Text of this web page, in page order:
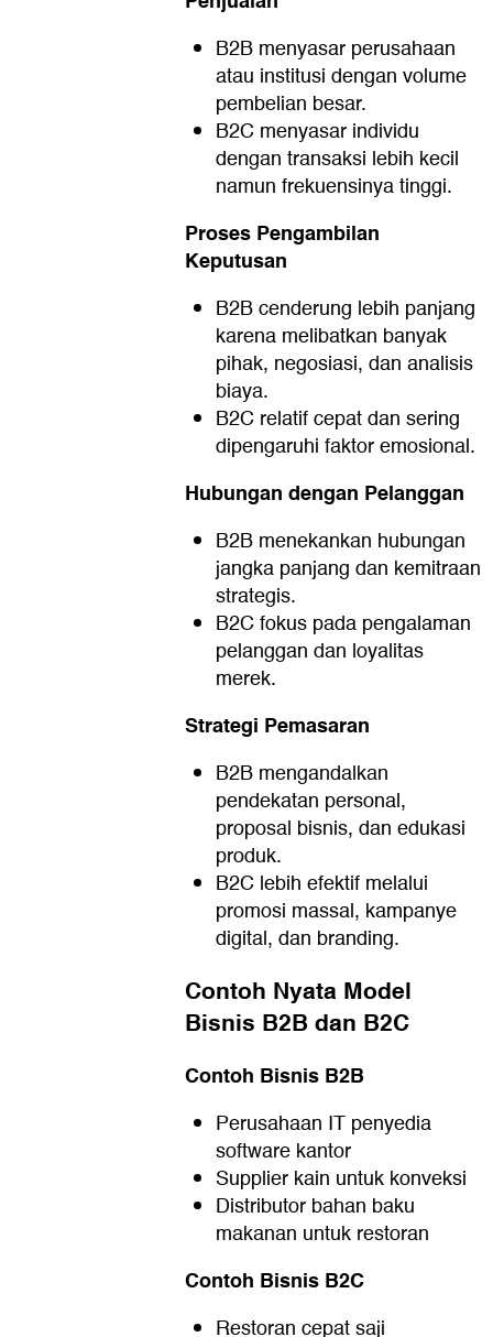
B2B menyasar perusahaan
atau institusi dengan volume
pembelian besar.
B2C menyasar individu
dengan transaksi lebih kecil
namun frekuensinya tinggi.
Proses Pengambilan
Keputusan
B2B cenderung lebih panjang
karena melibatkan banyak
pihak, negosiasi, dan analisis
biaya.
B2C relatif cepat dan sering
dipengaruhi faktor emosional.
Hubungan dengan Pelanggan
B2B menekankan hubungan
jangka panjang dan kemitraan
strategis.
B2C fokus pada pengalaman
pelanggan dan loyalitas
merek.
Strategi Pemasaran
B2B mengandalkan
pendekatan personal,
proposal bisnis, dan edukasi
produk.
B2C lebih efektif melalui
promosi massal, kampanye
digital, dan branding.
Contoh Nyata Model
Bisnis B2B dan B2C
Contoh Bisnis B2B
Perusahaan IT penyedia
software kantor
Supplier kain untuk konveksi
Distributor bahan baku
makanan untuk restoran
Contoh Bisnis B2C
Restoran cepat saji